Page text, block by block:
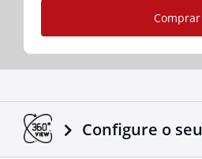
Comprar
Configure o seu